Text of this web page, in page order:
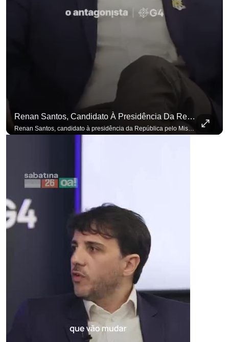
Renan Santos, Candidato À Presidência Da República Pelo Missão, Defende Aplicar Reformas Fiscais
Renan Santos, candidato à presidência da República pelo Missão, defende aplicar reformas fiscais impopulares para conter aumento incontrolado dos gastos e dívida pública, garantindo que essas medidas afetarão positivamente o ambiente econômico no Brasil. Se você busca informação com credibilidade, inscreva-se agora e ative o
para não perder nenhuma atualização! Ouça O Antagonista nos principais